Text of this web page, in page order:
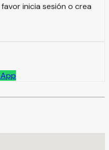
inicia sesión o crea